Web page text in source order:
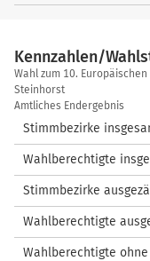
Kennzahlen/
Kennzahlen/
Wahl zum 10.
Steinhorst
Amtliches Endergebnis
Stimmbezirke
Wahlberechtigte
Stimmbezirke
Wahlberechtigte
Wahlberechtigte